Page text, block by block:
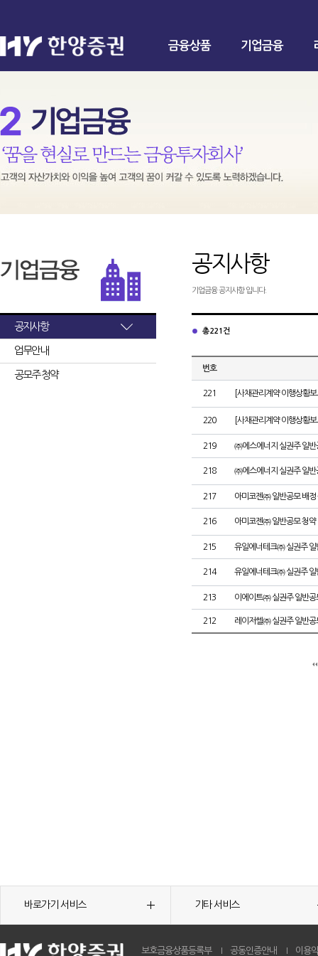
금융상품 기업금융
공지사항
업무안내
공모주 청약
공지사항
기업금융 공지사항 입니다.
총 221건
번호
221 [사채관리계약 이행상황
220 [사채관리계약 이행상황
219 ㈜에스에너지 실권주 일반
218 ㈜에스에너지 실권주 일반
217 아미코젠㈜ 일반공모 배정
216 아미코젠㈜ 일반공모 청약
215 유일에너테크㈜ 실권주 일
214 유일에너테크㈜ 실권주 일
213 이에이트㈜ 실권주 일반공
212 레이저쎌㈜ 실권주 일반공
바로가기 서비스 기타 서비스
보호금융상품등록부 공동인증안내 이용